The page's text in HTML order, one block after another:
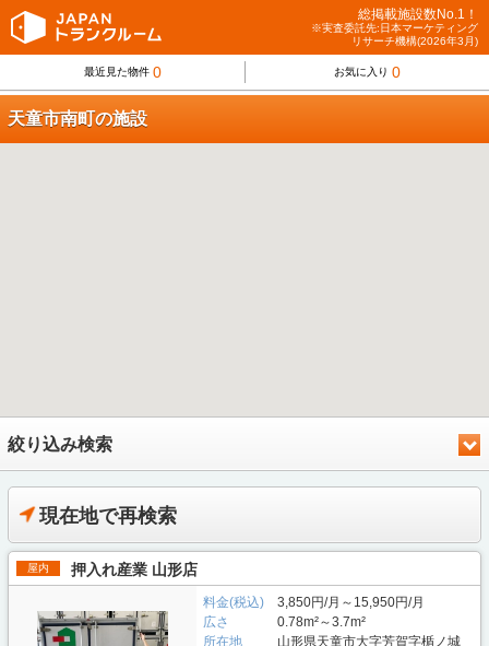
総掲載施設数No.1！
※実査委託先:日本マーケティング
リサーチ機構(2026年3月)
最近見た物件 0 お気に入り 0
天童市南町の施設
絞り込み検索
現在地で再検索
屋内 押入れ産業 山形店
料金(税込)
3,850円/月～15,950円/月
広さ
0.78m²～3.7m²
所在地
山形県天童市大字芳賀字楯ノ城